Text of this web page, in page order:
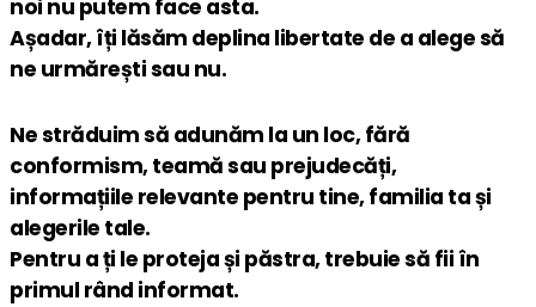
noi nu putem face asta.
Așadar, îți lăsăm deplina libertate de a alege să
ne urmărești sau nu.
Ne străduim să adunăm la un loc, fără
conformism, teamă sau prejudecăți,
informațiile relevante pentru tine, familia ta și
alegerile tale.
Pentru a ți le proteja și păstra, trebuie să fii în
primul rând informat.